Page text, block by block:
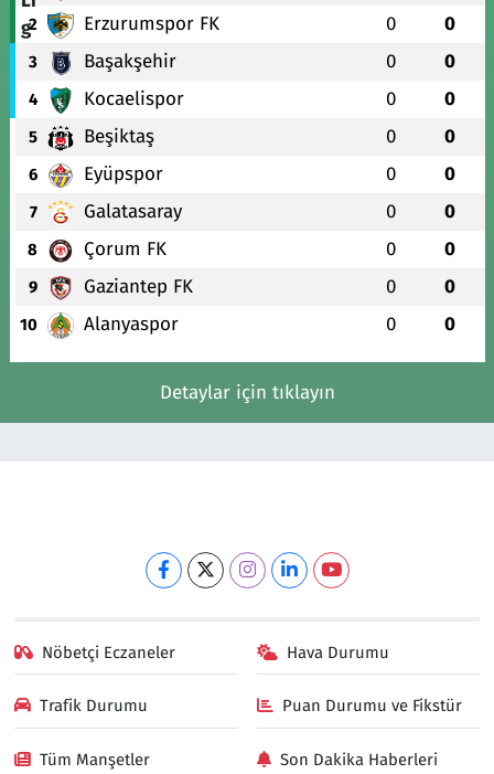
2 Erzurumspor FK 0 0
3 Başakşehir 0 0
4 Kocaelispor 0 0
5 Beşiktaş 0 0
6 Eyüpspor 0 0
7 Galatasaray 0 0
8 Çorum FK 0 0
9 Gaziantep FK 0 0
10 Alanyaspor 0 0
Detaylar için tıklayın
Nöbetçi Eczaneler Hava Durumu
Trafik Durumu Puan Durumu ve Fikstür
Tüm Manşetler Son Dakika Haberleri